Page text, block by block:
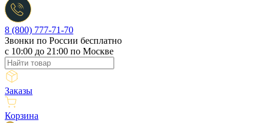
8 (800) 777-71-70
Звонки по России бесплатно
c 10:00 до 21:00 по Москве
Заказы
Корзина